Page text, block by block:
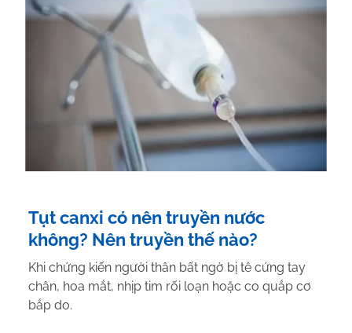
Tụt canxi có nên truyền nước
không? Nên truyền thế nào?
Khi chứng kiến người thân bất ngờ bị tê cứng tay
chân, hoa mắt, nhịp tim rối loạn hoặc co quắp cơ
bắp do.